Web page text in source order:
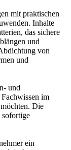
mit praktischen
Inhalte
das sichere
und
von
und
und
im
Die
sofortige
ein